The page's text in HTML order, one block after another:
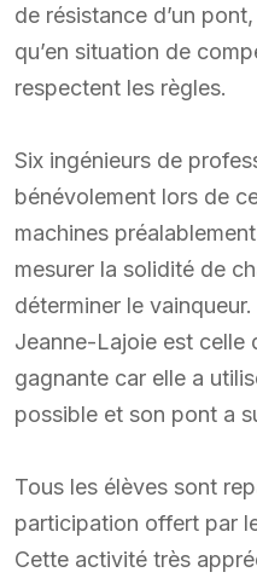
de résistance d’un
qu’en situation de
respectent les règles.
Six ingénieurs de
bénévolement lors de
machines
mesurer la solidité de
déterminer le vainqueur.
Jeanne-Lajoie est celle
gagnante car elle a
possible et son pont a
Tous les élèves sont
participation offert par
Cette activité très